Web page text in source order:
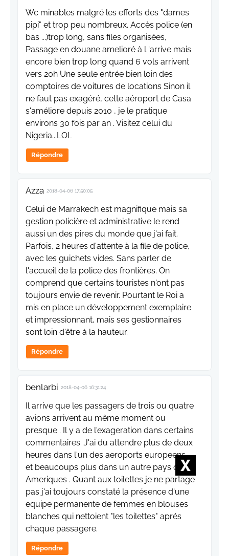
Wc minables malgré les efforts des "dames
pipi" et trop peu nombreux. Accès police (en
bas ...)trop long, sans files organisées,
Passage en douane amelioré à l 'arrive mais
encore bien trop long quand 6 vols arrivent
vers 20h Une seule entrée bien loin des
comptoires de voitures de locations Sinon il
ne faut pas exagéré, cette aéroport de Casa
s'améliore depuis 2010 , je le pratique
environs 30 fois par an . Visitez celui du
Nigeria...LOL
Répondre
Azza 2018-04-06 17:50:05
Celui de Marrakech est magnifique mais sa
gestion policière et administrative le rend
aussi un des pires du monde que j'ai fait.
Parfois, 2 heures d'attente à la file de police,
avec les guichets vides. Sans parler de
l'accueil de la police des frontières. On
comprend que certains touristes n'ont pas
toujours envie de revenir. Pourtant le Roi a
mis en place un développement exemplaire
et impressionnant, mais ses gestionnaires
sont loin d'être à la hauteur.
Répondre
benlarbi 2018-04-06 16:31:24
Il arrive que les passagers de trois ou quatre
avions arrivent au même moment ou
presque . Il y a de l'exageration dans certains
commentaires .J'ai du attendre plus de deux
heures dans l'un des aeroports europeens ,
et beaucoups plus dans un autre pays des
Ameriques . Quant aux toilettes je ne partage
pas j'ai toujours constaté la présence d'une
equipe permanente de femmes en blouses
blanches qui nettoient "les toilettes" aprés
chaque passagere.
Répondre